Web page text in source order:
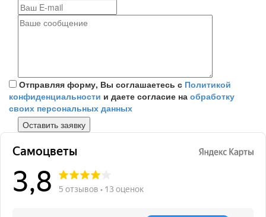
Отправляя форму, Вы соглашаетесь с Политикой
конфиденциальности и даете согласие на обработку
своих персональных данных